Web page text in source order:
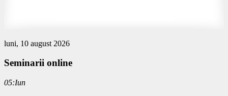
luni, 10 august 2026
Seminarii online
05:Iun